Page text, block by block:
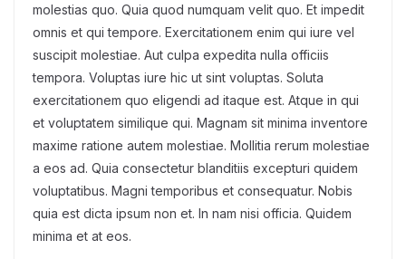
molestias quo. Quia quod numquam velit quo. Et impedit
omnis et qui tempore. Exercitationem enim qui iure vel
suscipit molestiae. Aut culpa expedita nulla officiis
tempora. Voluptas iure hic ut sint voluptas. Soluta
exercitationem quo eligendi ad itaque est. Atque in qui
et voluptatem similique qui. Magnam sit minima inventore
maxime ratione autem molestiae. Mollitia rerum molestiae
a eos ad. Quia consectetur blanditiis excepturi quidem
voluptatibus. Magni temporibus et consequatur. Nobis
quia est dicta ipsum non et. In nam nisi officia. Quidem
minima et at eos.